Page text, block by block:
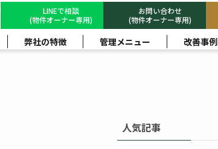
LINEで相談
(物件オーナー専用)
お問い合わせ
(物件オーナー専用)
弊社の特徴 管理メニュー 改善事例
人気記事